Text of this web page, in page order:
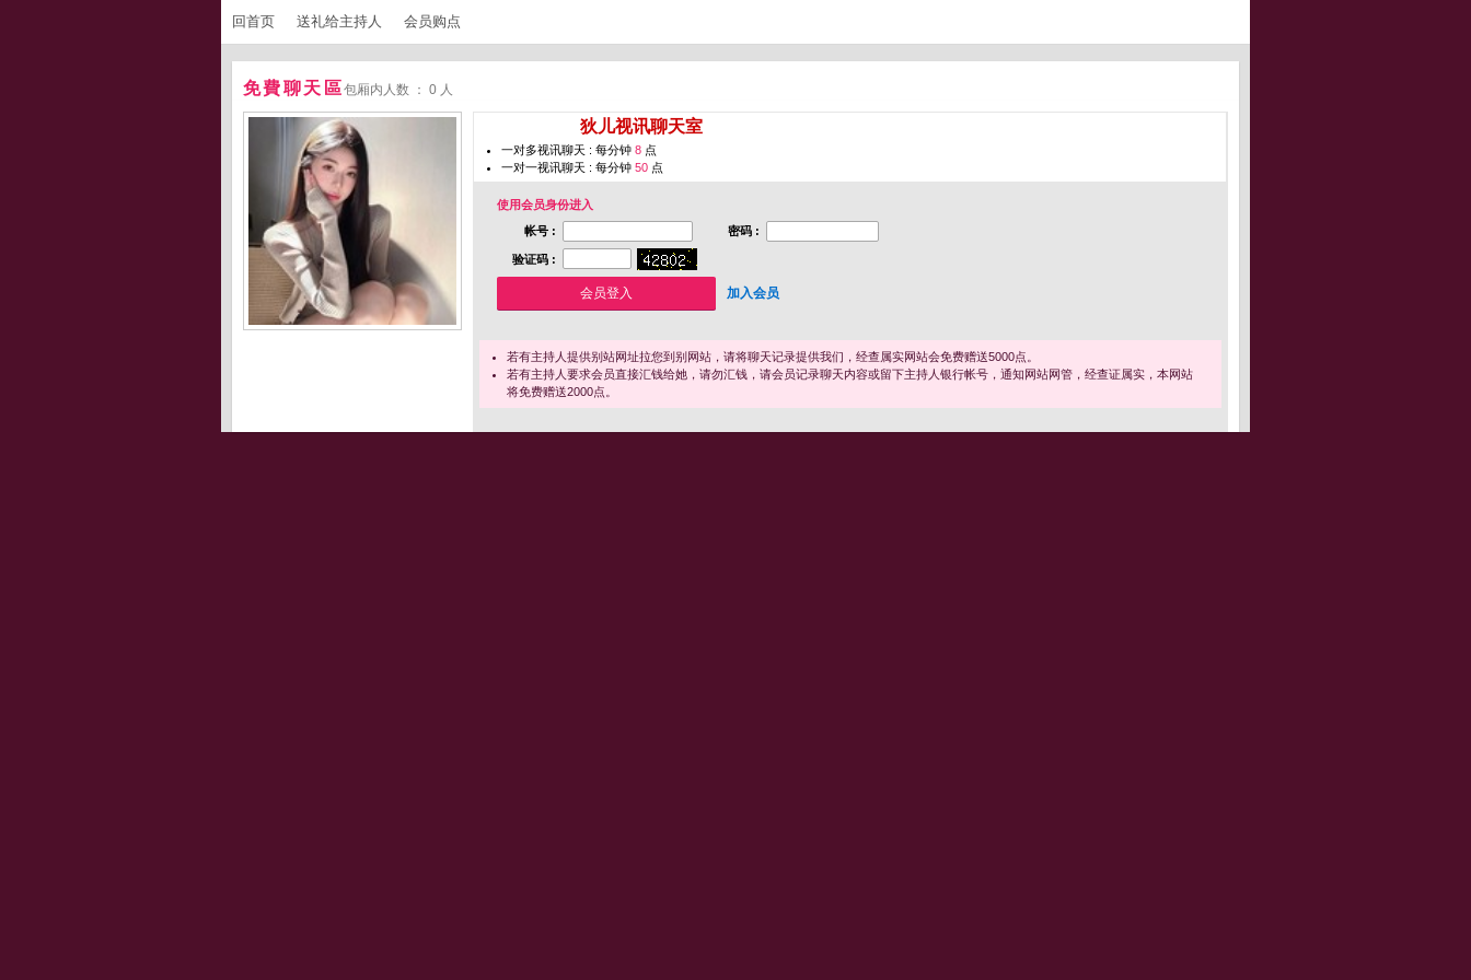
回首页 送礼给主持人 会员购点
免費聊天區包厢内人数 ： 0 人
狄儿视讯聊天室
一对多视讯聊天 : 每分钟 8 点
一对一视讯聊天 : 每分钟 50 点
使用会员身份进入
帐号 :
密码 :
验证码 :
加入会员
若有主持人提供别站网址拉您到别网站，请将聊天记录提供我们，经查属实网站会免费赠送5000点。
若有主持人要求会员直接汇钱给她，请勿汇钱，请会员记录聊天内容或留下主持人银行帐号，通知网站网管，经查证属实，本网站
将免费赠送2000点。